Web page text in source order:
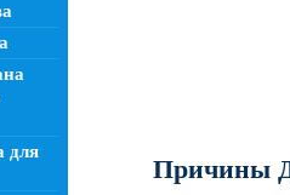
Причины
для